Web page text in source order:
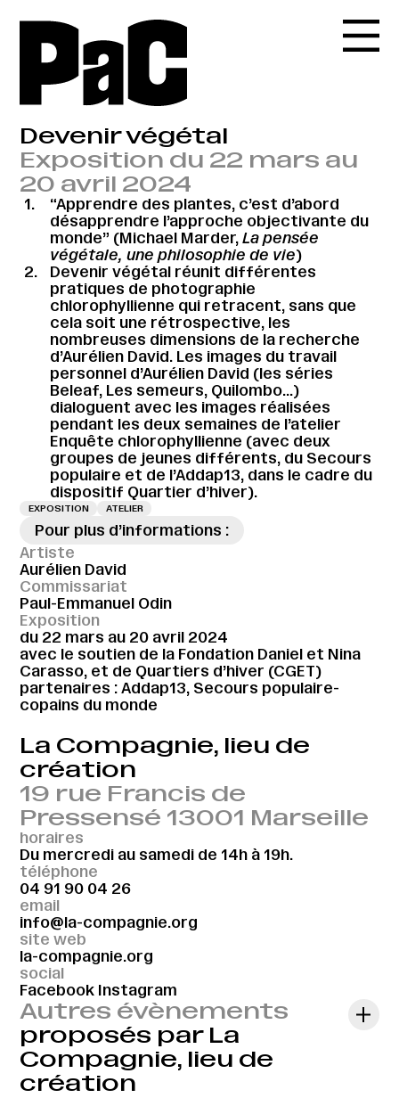
Devenir végétal
Exposition du 22 mars au
20 avril 2024
“Apprendre des plantes, c’est d’abord
désapprendre l’approche objectivante du
monde” (Michael Marder, La pensée
végétale, une philosophie de vie)
Devenir végétal réunit différentes
pratiques de photographie
chlorophyllienne qui retracent, sans que
cela soit une rétrospective, les
nombreuses dimensions de la recherche
d’Aurélien David. Les images du travail
personnel d’Aurélien David (les séries
Beleaf, Les semeurs, Quilombo…)
dialoguent avec les images réalisées
pendant les deux semaines de l’atelier
Enquête chlorophyllienne (avec deux
groupes de jeunes différents, du Secours
populaire et de l’Addap13, dans le cadre du
dispositif Quartier d’hiver).
EXPOSITION ATELIER
Pour plus d’informations :
Artiste
Aurélien David
Commissariat
Paul-Emmanuel Odin
Exposition
du 22 mars au 20 avril 2024
avec le soutien de la Fondation Daniel et Nina
Carasso, et de Quartiers d’hiver (CGET)
partenaires : Addap13, Secours populaire-
copains du monde
La Compagnie, lieu de
création
19 rue Francis de
Pressensé 13001 Marseille
horaires
Du mercredi au samedi de 14h à 19h.
téléphone
04 91 90 04 26
email
info@la-compagnie.org
site web
la-compagnie.org
social
Facebook Instagram
Autres évènements
proposés par La
Compagnie, lieu de
création